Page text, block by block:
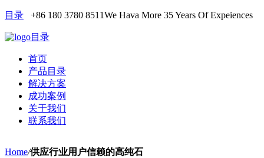
目录 +86 180 3780 8511We Hava More 35 Years Of Expeiences
目录
首页
产品目录
解决方案
成功案例
关于我们
联系我们
Home/供应行业用户信赖的高纯石